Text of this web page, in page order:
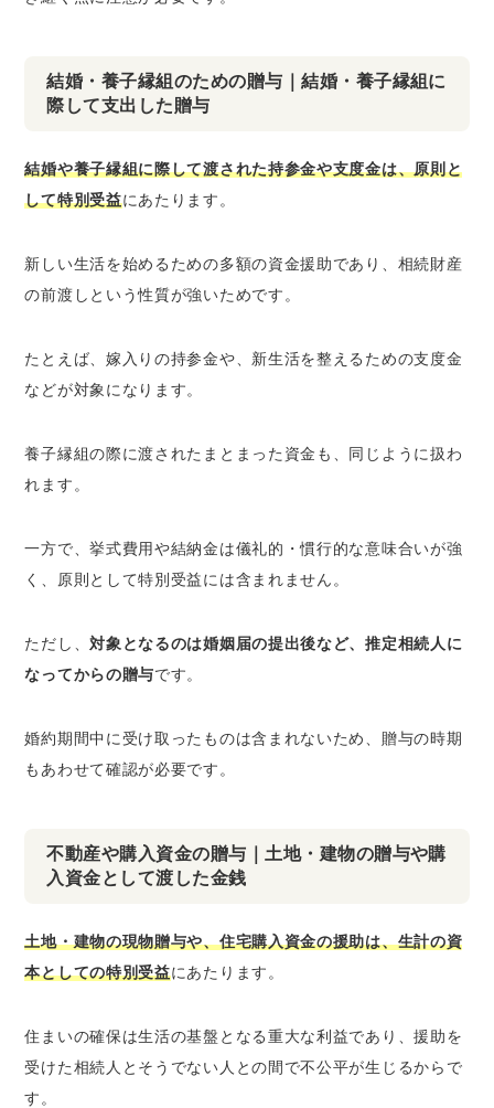
結婚・養子縁組のための贈与｜結婚・養子縁組に
際して支出した贈与
結婚や養子縁組に際して渡された持参金や支度金は、原則と
して特別受益にあたります。
新しい生活を始めるための多額の資金援助であり、相続財産
の前渡しという性質が強いためです。
たとえば、嫁入りの持参金や、新生活を整えるための支度金
などが対象になります。
養子縁組の際に渡されたまとまった資金も、同じように扱わ
れます。
一方で、挙式費用や結納金は儀礼的・慣行的な意味合いが強
く、原則として特別受益には含まれません。
ただし、対象となるのは婚姻届の提出後など、推定相続人に
なってからの贈与です。
婚約期間中に受け取ったものは含まれないため、贈与の時期
もあわせて確認が必要です。
不動産や購入資金の贈与｜土地・建物の贈与や購
入資金として渡した金銭
土地・建物の現物贈与や、住宅購入資金の援助は、生計の資
本としての特別受益にあたります。
住まいの確保は生活の基盤となる重大な利益であり、援助を
受けた相続人とそうでない人との間で不公平が生じるからで
す。